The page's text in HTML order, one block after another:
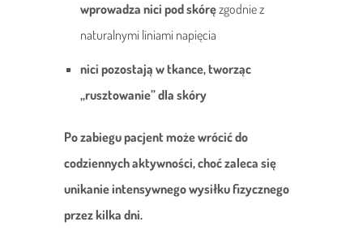
wprowadza nici pod skóręzgodnie z
naturalnymi liniami napięcia
nici pozostają w tkance, tworząc
„rusztowanie” dla skóry
Po zabiegu pacjent może wrócić do
codziennych aktywności, choć zaleca się
unikanie intensywnego wysiłku fizycznego
przez kilka dni.